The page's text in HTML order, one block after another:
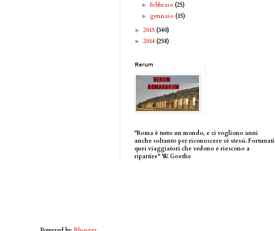
►febbraio (25)
► gennaio (15)
► 2015 (340)
► 2014 (258)
Rerum
"Roma è tutto un mondo, e ci vogliono anni
anche soltanto per riconoscere sè stessi. Fortunati
quei viaggiatori che vedono e riescono a
ripartire" W. Goethe